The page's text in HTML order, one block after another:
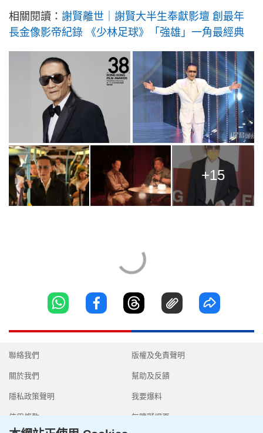
相關閱讀： 謝賢離世｜謝賢大半生奉獻影壇 創最年
長金像影帝紀錄 《少林足球》「強雄」一角最經典
+15
聯絡我們
關於我們
隱私政策聲明
使用條款
版權及免責聲明
幫助及反饋
我要爆料
無障礙網頁